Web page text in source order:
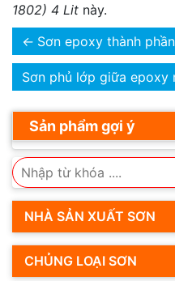
1802) 4 Lit này.
← Sơn epoxy thành
Sơn phủ lớp giữa epoxy
Sản phẩm gợi ý
NHÀ SẢN XUẤT SƠN
CHỦNG LOẠI SƠN